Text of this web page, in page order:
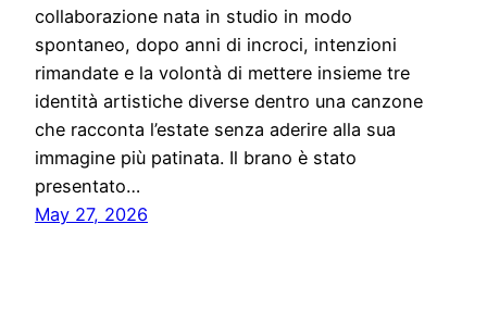
collaborazione nata in studio in modo
spontaneo, dopo anni di incroci, intenzioni
rimandate e la volontà di mettere insieme tre
identità artistiche diverse dentro una canzone
che racconta l’estate senza aderire alla sua
immagine più patinata. Il brano è stato
presentato…
May 27, 2026